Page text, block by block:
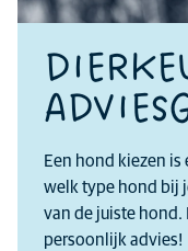
Een hond kiezen
welk type hond bij
van de juiste hond.
persoonlijk advies!